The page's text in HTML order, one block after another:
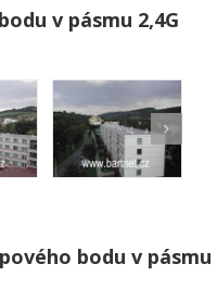
v pásmu 2,4G
bodu v pásmu